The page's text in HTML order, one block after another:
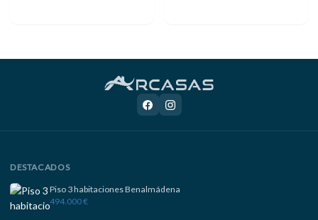
DESTACADOS
Piso 3 habitaciones Benalmádena
494.000 €